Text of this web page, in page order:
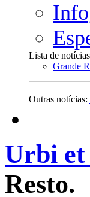
Lista de
Grande
Outras notícias:
Urbi
Resto.